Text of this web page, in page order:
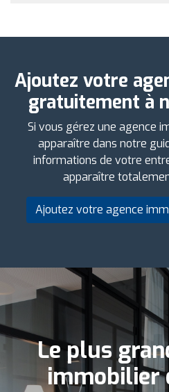
Ajoutez votre
gratuitement à
Si vous gérez une agence
apparaître dans notre
informations de votre
apparaître
Ajoutez votre agence
Le plus
immobilier